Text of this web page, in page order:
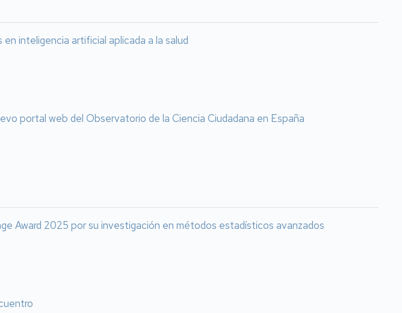
inteligencia artificial aplicada a la salud
portal web del Observatorio de la Ciencia Ciudadana en España
Award 2025 por su investigación en métodos estadísticos avanzados